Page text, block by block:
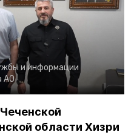
и информации
АО
области Хизри